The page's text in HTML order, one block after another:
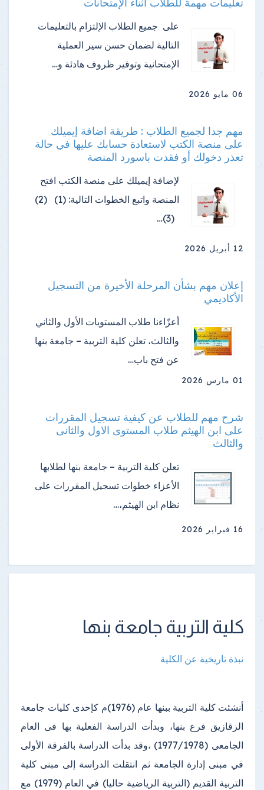
تعليمات مهمة للطلاب أثناء الإمتحانات
على جميع الطلاب الإلتزام بالتعليمات
التالية لضمان حسن سير العملية
الإمتحانية وتوفير ظروف هادئة و…
06 مايو 2026
مهم جدا لجميع الطلاب : طريقة اضافة إيميلك
على منصة الكتب لاستعادة حسابك عليها في حالة
تعذر دخولك أو فقدت باسورد المنصة
لإضافة إيميلك على منصة الكتب افتح
المنصة واتبع الخطوات التالية: (1) (2)
(3)…
12 أبريل 2026
إعلان مهم بشأن المرحلة الأخيرة من التسجيل
الأكاديمي
أعزّاءنا طلاب المستويات الأول والثاني
والثالث، تعلن كلية التربية – جامعة بنها
عن فتح باب…
01 مارس 2026
شرح مهم للطلاب عن كيفية تسجيل المقررات
على ابن الهيثم طلاب المستوى الاول والثانى
والثالث
تعلن كلية التربية – جامعة بنها لطلابها
الأعزاء خطوات تسجيل المقررات على
نظام ابن الهيثم،…
16 فبراير 2026
كلية التربية جامعة بنها
نبذة تاريخية عن الكلية
أنشئت كلية التربية ببنها عام (1976)م كإحدى كليات جامعة
الزقازيق فرع بنها، وبدأت الدراسة الفعلية بها فى العام
الجامعى (1977/1978) ،وقد بدأت الدراسة بالفرقة الأولى
في مبنى إدارة الجامعة ثم انتقلت الدراسة إلى مبنى كلية
التربية القديم (التربية الرياضية حاليا) في العام (1979) مع